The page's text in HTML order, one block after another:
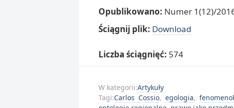
Opublikowano: Numer 1(12)/
Ściągnij plik: Download
Liczba ściągnięć: 574
W kategorii:Artykuły
Tagi:Carlos Cossio, egologia,